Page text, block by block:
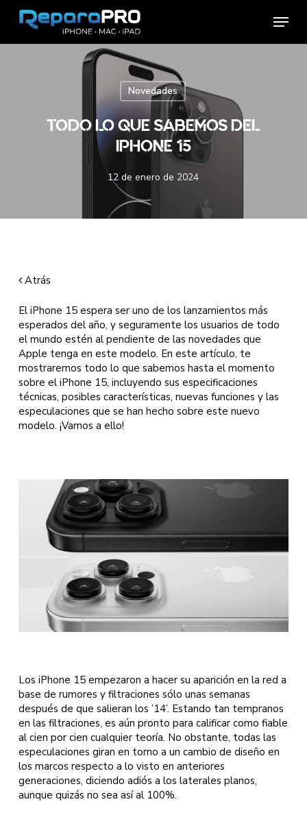
Menu
Novedades
TODO LO QUE SABEMOS DEL
IPHONE 15
12 de enero de 2024
Atrás
El iPhone 15 espera ser uno de los lanzamientos más
esperados del año, y seguramente los usuarios de todo
el mundo estén al pendiente de las novedades que
Apple tenga en este modelo. En este artículo, te
mostraremos todo lo que sabemos hasta el momento
sobre el iPhone 15, incluyendo sus especificaciones
técnicas, posibles características, nuevas funciones y las
especulaciones que se han hecho sobre este nuevo
modelo. ¡Vamos a ello!
Los iPhone 15 empezaron a hacer su aparición en la red a
base de rumores y filtraciones sólo unas semanas
después de que salieran los ’14’. Estando tan tempranos
en las filtraciones, es aún pronto para calificar como fiable
al cien por cien cualquier teoría. No obstante, todas las
especulaciones giran en torno a un cambio de diseño en
los marcos respecto a lo visto en anteriores
generaciones, diciendo adiós a los laterales planos,
aunque quizás no sea así al 100%.